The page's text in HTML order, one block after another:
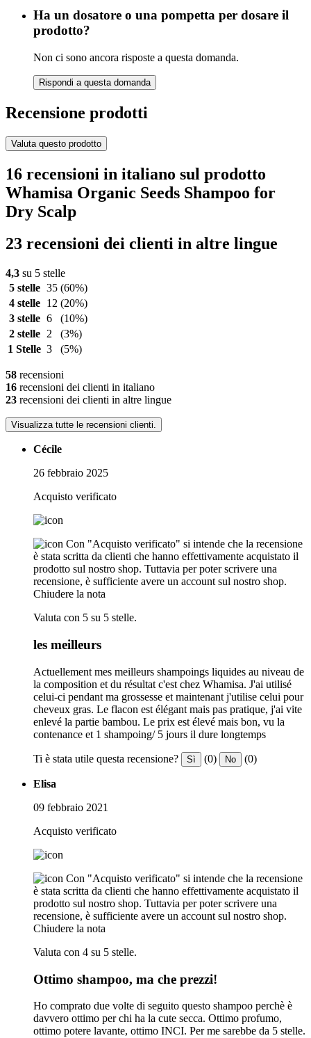
Ha un dosatore o una pompetta per dosare il
prodotto?
Non ci sono ancora risposte a questa domanda.
Rispondi a questa domanda
Recensione prodotti
Valuta questo prodotto
16 recensioni in italiano sul prodotto
Whamisa Organic Seeds Shampoo for
Dry Scalp
23 recensioni dei clienti in altre lingue
4,3 su 5 stelle
5 stelle 35 (60%)
4 stelle
12 (20%)
3 stelle 6
(10%)
2 stelle
2
(3%)
1 Stelle 3 (5%)
58 recensioni
16 recensioni dei clienti in italiano
23 recensioni dei clienti in altre lingue
Visualizza tutte le recensioni clienti.
Cécile
26 febbraio 2025
Acquisto verificato
Con "Acquisto verificato" si intende che la recensione
è stata scritta da clienti che hanno effettivamente acquistato il
prodotto sul nostro shop. Tuttavia per poter scrivere una
recensione, è sufficiente avere un account sul nostro shop.
Chiudere la nota
Valuta con 5 su 5 stelle.
les meilleurs
Actuellement mes meilleurs shampoings liquides au niveau de
la composition et du résultat c'est chez Whamisa. J'ai utilisé
celui-ci pendant ma grossesse et maintenant j'utilise celui pour
cheveux gras. Le flacon est élégant mais pas pratique, j'ai vite
enlevé la partie bambou. Le prix est élevé mais bon, vu la
contenance et 1 shampoing/ 5 jours il dure longtemps
Ti è stata utile questa recensione? Sì (0) No (0)
Elisa
09 febbraio 2021
Acquisto verificato
Con "Acquisto verificato" si intende che la recensione
è stata scritta da clienti che hanno effettivamente acquistato il
prodotto sul nostro shop. Tuttavia per poter scrivere una
recensione, è sufficiente avere un account sul nostro shop.
Chiudere la nota
Valuta con 4 su 5 stelle.
Ottimo shampoo, ma che prezzi!
Ho comprato due volte di seguito questo shampoo perchè è
davvero ottimo per chi ha la cute secca. Ottimo profumo,
ottimo potere lavante, ottimo INCI. Per me sarebbe da 5 stelle.